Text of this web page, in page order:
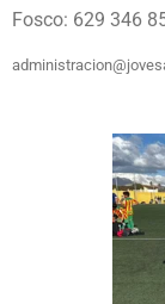
Fosco: 629 346